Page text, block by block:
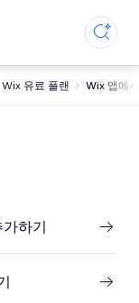
Wix 유료 플랜 Wix 앱에
하기